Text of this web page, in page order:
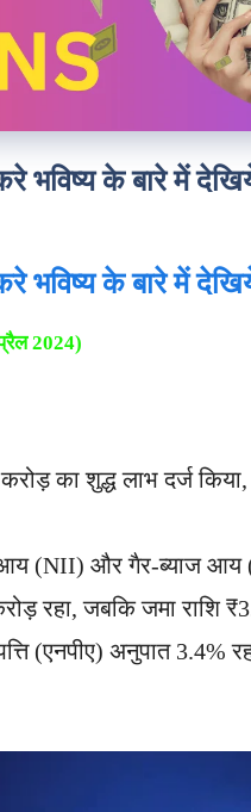
भविष्य के बारे में
भविष्य के बारे में
2024)
का शुद्ध लाभ दर्ज
(NII) और गैर-ब्याज आय
रहा, जबकि जमा राशि
(एनपीए) अनुपात 3.4%